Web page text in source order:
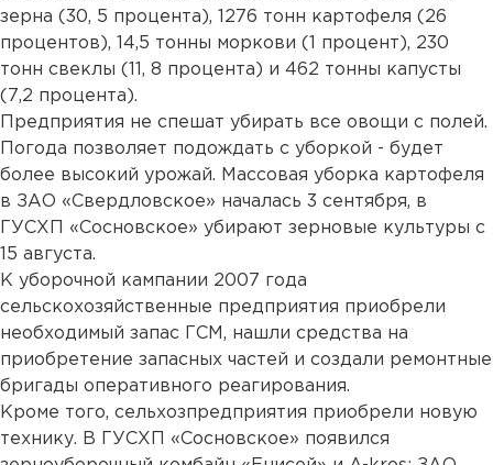
зерна (30, 5 процента), 1276 тонн картофеля (26
процентов), 14,5 тонны моркови (1 процент), 230
тонн свеклы (11, 8 процента) и 462 тонны капусты
(7,2 процента).
Предприятия не спешат убирать все овощи с полей.
Погода позволяет подождать с уборкой - будет
более высокий урожай. Массовая уборка картофеля
в ЗАО «Свердловское» началась 3 сентября, в
ГУСХП «Сосновское» убирают зерновые культуры с
15 августа.
К уборочной кампании 2007 года
сельскохозяйственные предприятия приобрели
необходимый запас ГСМ, нашли средства на
приобретение запасных частей и создали ремонтные
бригады оперативного реагирования.
Кроме того, сельхозпредприятия приобрели новую
технику. В ГУСХП «Сосновское» появился